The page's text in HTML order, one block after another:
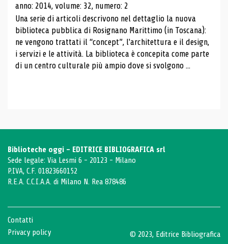
anno: 2014, volume: 32, numero: 2
Una serie di articoli descrivono nel dettaglio la nuova
biblioteca pubblica di Rosignano Marittimo (in Toscana):
ne vengono trattati il ​​“concept”, l'architettura e il design,
i servizi e le attività. La biblioteca è concepita come parte
di un centro culturale più ampio dove si svolgono ...
Biblioteche oggi - EDITRICE BIBLIOGRAFICA srl
Sede legale: Via Lesmi 6 - 20123 - Milano
P.IVA, C.F. 01823660152
R.E.A. C.C.I.A.A. di Milano N. Rea 878486
Contatti
Privacy policy
© 2023, Editrice Bibliografica